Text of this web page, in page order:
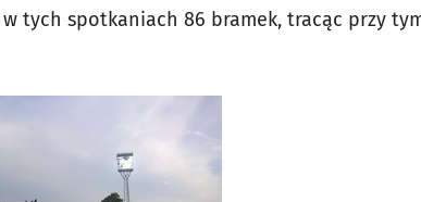
tych spotkaniach 86 bramek, tracąc przy